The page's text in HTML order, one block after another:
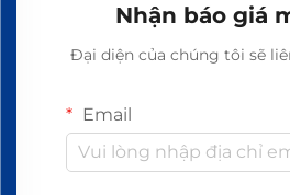
Nhận báo giá
Đại diện của chúng tôi sẽ
Email